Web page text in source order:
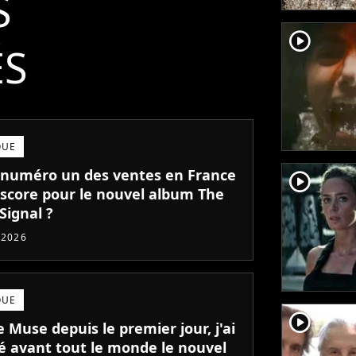
un des ventes en France
pour le nouvel album The
?
Muse depuis le premier jour, j'ai
avant tout le monde le nouvel
player2
player2
player2